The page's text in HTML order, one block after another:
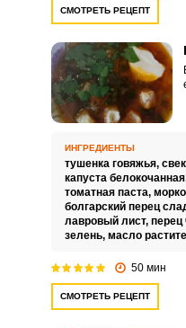
СМОТРЕТЬ РЕЦЕПТ
ИНГРЕДИЕНТЫ
тушенка говяжья,
капуста
томатная паста,
болгарский перец
лавровый лист,
зелень, масло
50 мин
СМОТРЕТЬ РЕЦЕПТ